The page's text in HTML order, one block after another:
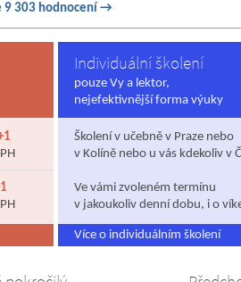
9 303 hodnocení →
Individuální školení
pouze Vy a lektor,
nejefektivnější forma výuky
Školení v učebně v Praze nebo
v Kolíně nebo u vás kdekoliv v
Ve vámi zvoleném termínu
v jakoukoliv denní dobu, i o
Více o individuálním školení